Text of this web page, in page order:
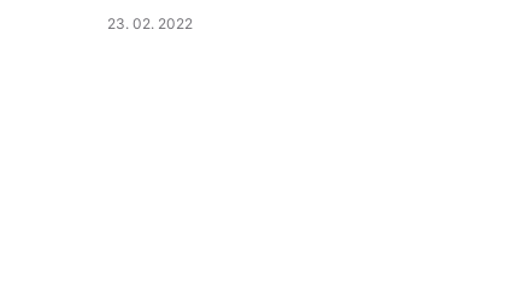
23. 02. 2022